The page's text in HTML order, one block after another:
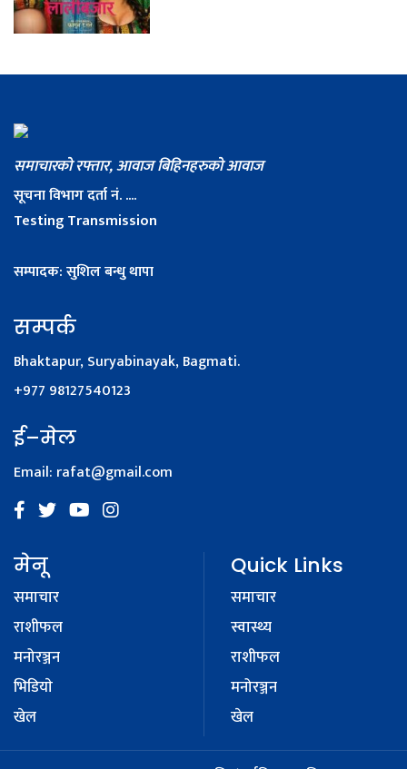
समाचारको रफ्तार, आवाज बिहिनहरुको आवाज
सूचना विभाग दर्ता नं. ....
Testing Transmission
सम्पादक: सुशिल बन्धु थापा
सम्पर्क
Bhaktapur, Suryabinayak, Bagmati.
+977 98127540123
ई–मेल
Email: rafat@gmail.com
मेनू
समाचार
राशीफल
मनोरञ्जन
भिडियाे
खेल
Quick Links
समाचार
स्वास्थ्य
राशीफल
मनोरञ्जन
खेल